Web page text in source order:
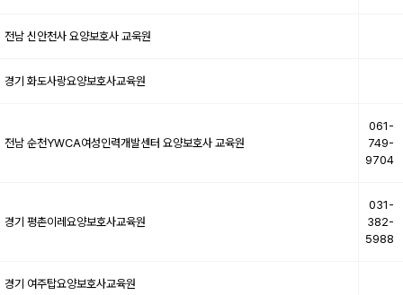
전남 신안천사 요양보호사 교욱원
경기 화도사랑요양보호사교육원
전남 순천YWCA여성인력개발센터 요양보호사 교육원
061-
749-
9704
경기 평촌이레요양보호사교육원
031-
382-
5988
경기 여주탑요양보호사교육원